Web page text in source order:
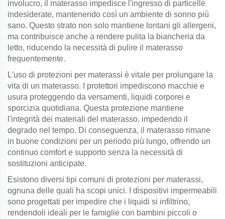
involucro, il materasso impedisce l'ingresso di particelle
indesiderate, mantenendo così un ambiente di sonno più
sano. Questo strato non solo mantiene lontani gli allergeni,
ma contribuisce anche a rendere pulita la biancheria da
letto, riducendo la necessità di pulire il materasso
frequentemente.
L'uso di protezioni per materassi è vitale per prolungare la
vita di un materasso. I protettori impediscono macchie e
usura proteggendo da versamenti, liquidi corporei e
sporcizia quotidiana. Questa protezione mantiene
l'integrità dei materiali del materasso, impedendo il
degrado nel tempo. Di conseguenza, il materasso rimane
in buone condizioni per un periodo più lungo, offrendo un
continuo comfort e supporto senza la necessità di
sostituzioni anticipate.
Esistono diversi tipi comuni di protezioni per materassi,
ognuna delle quali ha scopi unici. I dispositivi impermeabili
sono progettati per impedire che i liquidi si infiltrino,
rendendoli ideali per le famiglie con bambini piccoli o